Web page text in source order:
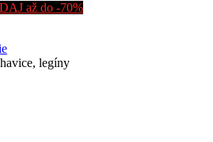
až do -70%
legíny